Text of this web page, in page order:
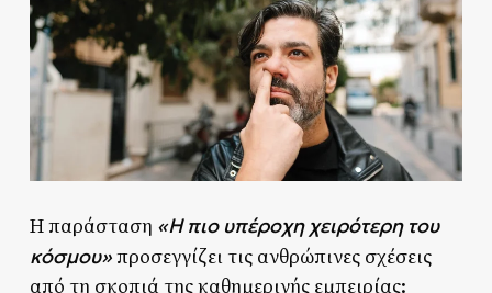
Η παράσταση «Η πιο υπέροχη χειρότερη του
κόσμου»προσεγγίζει τις ανθρώπινες σχέσεις
από τη σκοπιά της καθημερινής εμπειρίας: